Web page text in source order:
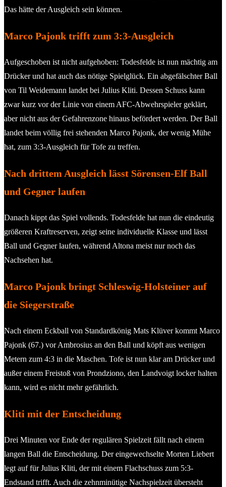
Das hätte der Ausgleich sein können.
Marco Pajonk trifft zum 3:3-Ausgleich
Aufgeschoben ist nicht aufgehoben: Todesfelde ist nun mächtig am
Drücker und hat auch das nötige Spielglück. Ein abgefälschter Ball
von Til Weidemann landet bei Julius Kliti. Dessen Schuss kann
zwar kurz vor der Linie von einem AFC-Abwehrspieler geklärt,
aber nicht aus der Gefahrenzone hinaus befördert werden. Der Ball
landet beim völlig frei stehenden Marco Pajonk, der wenig Mühe
hat, zum 3:3-Ausgleich für Tofe zu treffen.
Nach drittem Ausgleich lässt Sörensen-Elf Ball
und Gegner laufen
Danach kippt das Spiel vollends. Todesfelde hat nun die eindeutig
größeren Kraftreserven, zeigt seine individuelle Klasse und lässt
Ball und Gegner laufen, während Altona meist nur noch das
Nachsehen hat.
Marco Pajonk bringt Schleswig-Holsteiner auf
die Siegerstraße
Nach einem Eckball von Standardkönig Mats Klüver kommt Marco
Pajonk (67.) vor Ambrosius an den Ball und köpft aus wenigen
Metern zum 4:3 in die Maschen. Tofe ist nun klar am Drücker und
außer einem Freistoß von Prondziono, den Landvoigt locker halten
kann, wird es nicht mehr gefährlich.
Kliti mit der Entscheidung
Drei Minuten vor Ende der regulären Spielzeit fällt nach einem
langen Ball die Entscheidung. Der eingewechselte Morten Liebert
legt auf für Julius Kliti, der mit einem Flachschuss zum 5:3-
Endstand trifft. Auch die zehnminütige Nachspielzeit übersteht